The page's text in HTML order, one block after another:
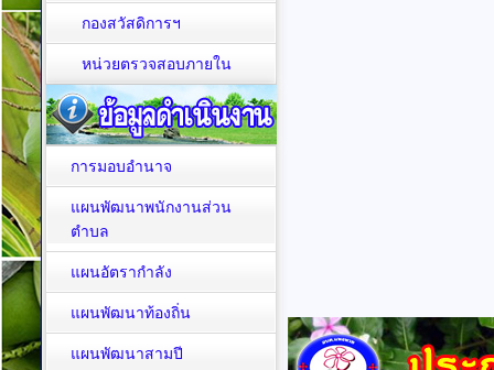
กองสวัสดิการฯ
หน่วยตรวจสอบภายใน
การมอบอำนาจ
แผนพัฒนาพนักงานส่วน
ตำบล
แผนอัตรากำลัง
แผนพัฒนาท้องถิ่น
แผนพัฒนาสามปี